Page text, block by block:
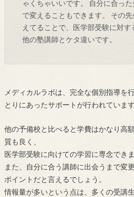
ゃくちゃいいです。 自分に合っ
で変えることもできます。 その
えてることで、医学部受験に対
他の塾講師とケタ違いです。
メディカルラボは、完全な個別指導を
とりにあったサポートが行われています
他の予備校と比べると学費はかなり高
質も良く、
医学部受験に向けての学習に専念できま
また、自分に合う講師に出会うまで変
ポイントだと言えるでしょう。
情報量が多いという点は、多くの受講